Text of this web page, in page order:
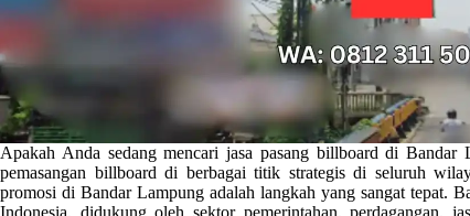
Apakah Anda sedang mencari jasa pasang billboard di
pemasangan billboard di berbagai titik strategis di seluruh
promosi di Bandar Lampung adalah langkah yang sangat tepat.